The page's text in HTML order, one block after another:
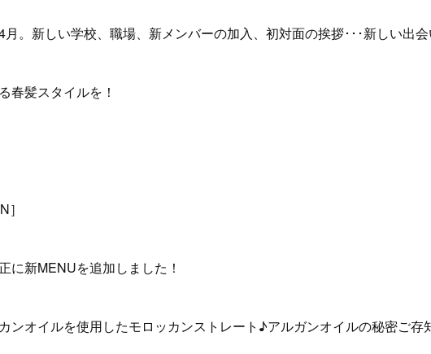
。新しい学校、職場、新メンバーの加入、初対面の挨拶･･･新しい出会
春髪スタイルを！
］
に新MENUを追加しました！
ンオイルを使用したモロッカンストレート♪アルガンオイルの秘密ご存